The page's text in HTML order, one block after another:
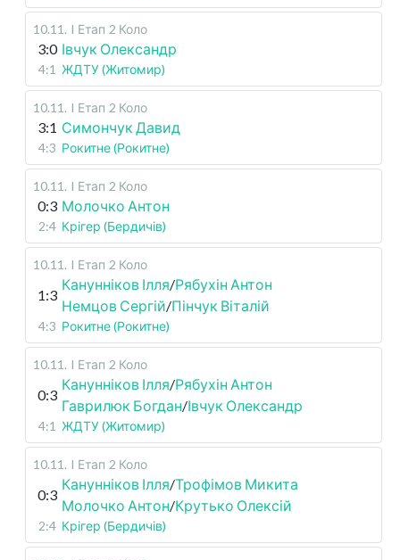
10.11 . I Етап 2 Коло
3:0 Івчук Олександр
4:1 ЖДТУ (Житомир)
10.11 . I Етап 2 Коло
3:1 Симончук Давид
4:3 Рокитне (Рокитне)
10.11 . I Етап 2 Коло
0:3 Молочко Антон
2:4 Крігер (Бердичів)
10.11 . I Етап 2 Коло
1:3
Канунніков Ілля/Рябухін Антон
Немцов Сергій/Пінчук Віталій
4:3 Рокитне (Рокитне)
10.11 . I Етап 2 Коло
0:3
Канунніков Ілля/Рябухін Антон
Гаврилюк Богдан/Івчук Олександр
4:1 ЖДТУ (Житомир)
10.11 . I Етап 2 Коло
0:3
Канунніков Ілля/Трофімов Микита
Молочко Антон/Крутько Олексій
2:4 Крігер (Бердичів)